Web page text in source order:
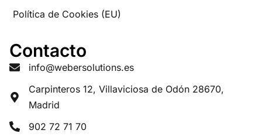
Política de Cookies (EU)
Contacto
info@webersolutions.es
Carpinteros 12, Villaviciosa de Odón 28670,
Madrid
902 72 71 70